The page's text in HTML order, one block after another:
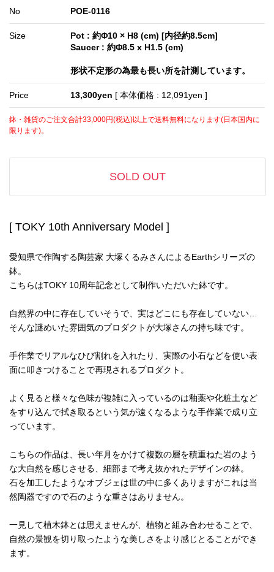
No POE-0116
Size
Pot : 約Φ10 × H8 (cm) [内径約8.5cm]
Saucer : 約Φ8.5 x H1.5 (cm)
形状不定形の為最も長い所を計測しています。
Price 13,300yen [ 本体価格 : 12,091yen ]
鉢・雑貨のご注文合計33,000円(税込)以上で送料無料になります(日本国内に
限ります)。
SOLD OUT
[ TOKY 10th Anniversary Model ]
愛知県で作陶する陶芸家 大塚くるみさんによるEarthシリーズの
鉢。
こちらはTOKY 10周年記念として制作いただいた鉢です。
自然界の中に存在していそうで、実はどこにも存在していない…
そんな謎めいた雰囲気のプロダクトが大塚さんの持ち味です。
手作業でリアルなひび割れを入れたり、実際の小石などを使い表
面に叩きつけることで再現されるプロダクト。
よく見ると様々な色味が複雑に入っているのは釉薬や化粧土など
をすり込んで拭き取るという気が遠くなるような手作業で成り立
っています。
こちらの作品は、長い年月をかけて複数の層を積重ねた岩のよう
な大自然を感じさせる、細部まで考え抜かれたデザインの鉢。
石を加工したようなオブジェは世の中に多くありますがこれは当
然陶器ですので石のような重さはありません。
一見して植木鉢とは思えませんが、植物と組み合わせることで、
自然の景観を切り取ったような美しさをより感じとることができ
ます。